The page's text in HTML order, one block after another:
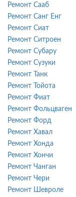
Ремонт Сааб
Ремонт Санг Енг
Ремонт Сиат
Ремонт Ситроен
Ремонт Субару
Ремонт Сузуки
Ремонт Танк
Ремонт Тойота
Ремонт Фиат
Ремонт Фольцваген
Ремонт Форд
Ремонт Хавал
Ремонт Хонда
Ремонт Хончи
Ремонт Чанган
Ремонт Чери
Ремонт Шевроле